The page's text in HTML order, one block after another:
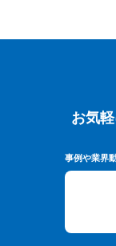
お気
お気
事例や業界